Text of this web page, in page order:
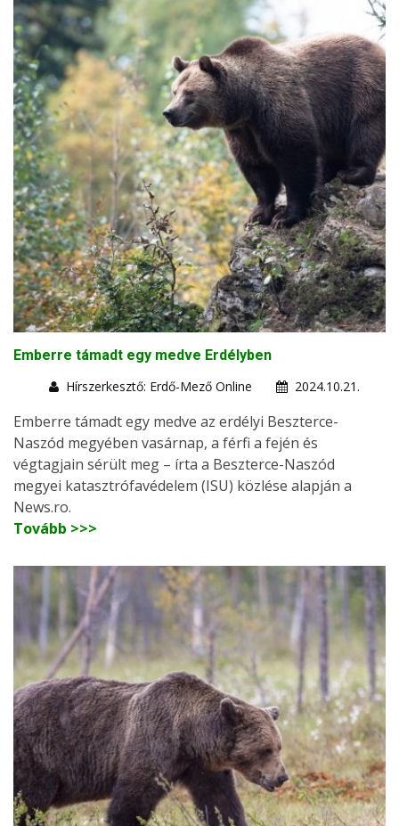
Emberre támadt egy medve Erdélyben
Hírszerkesztő: Erdő-Mező Online
2024.10.21.
Emberre támadt egy medve az erdélyi Beszterce-
Naszód megyében vasárnap, a férfi a fején és
végtagjain sérült meg – írta a Beszterce-Naszód
megyei katasztrófavédelem (ISU) közlése alapján a
News.ro.
Tovább >>>